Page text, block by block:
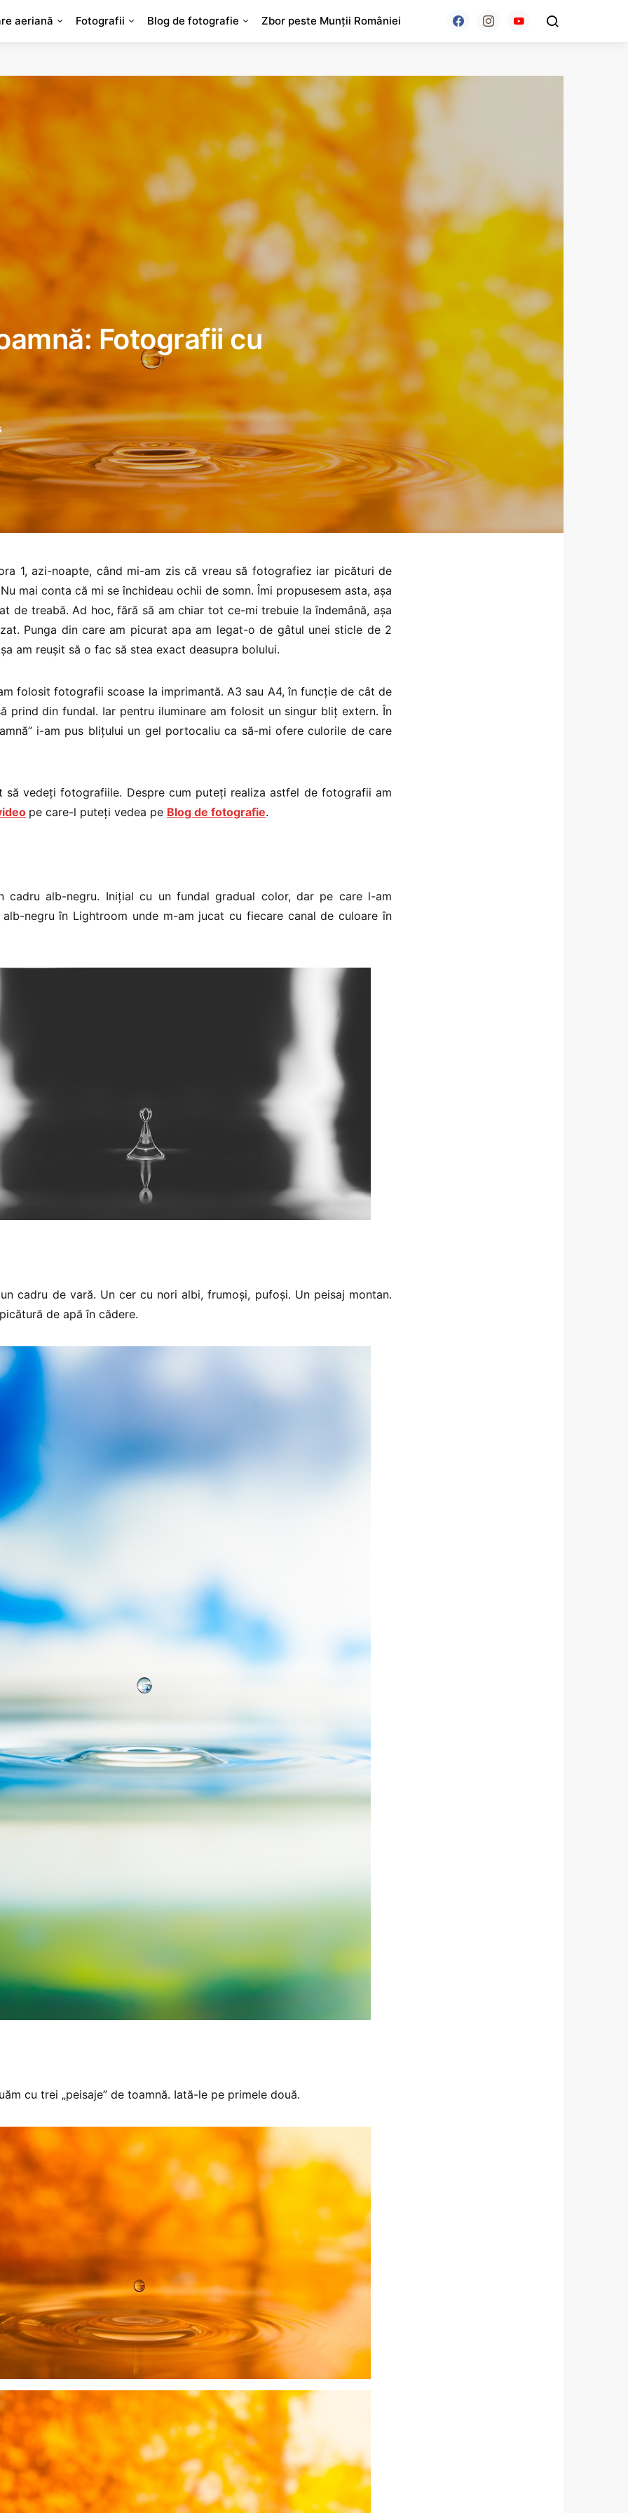
aeriană Fotografii Blog de fotografie Zbor peste Munții României
Fotografii cu
1, azi-noapte, când mi-am zis că vreau să fotografiez iar picături de
mai conta că mi se închideau ochii de somn. Îmi propusesem asta, așa
de treabă. Ad hoc, fără să am chiar tot ce-mi trebuie la îndemână, așa
Punga din care am picurat apa am legat-o de gâtul unei sticle de 2
am reușit să o fac să stea exact deasupra bolului.
folosit fotografii scoase la imprimantă. A3 sau A4, în funcție de cât de
prind din fundal. Iar pentru iluminare am folosit un singur bliț extern. În
i-am pus blițului un gel portocaliu ca să-mi ofere culorile de care
să vedeți fotografiile. Despre cum puteți realiza astfel de fotografii am
pe care-l puteți vedea pe Blog de fotografie.
cadru alb-negru. Inițial cu un fundal gradual color, dar pe care l-am
negru în Lightroom unde m-am jucat cu fiecare canal de culoare în
cadru de vară. Un cer cu nori albi, frumoși, pufoși. Un peisaj montan.
de apă în cădere.
cu trei „peisaje” de toamnă. Iată-le pe primele două.